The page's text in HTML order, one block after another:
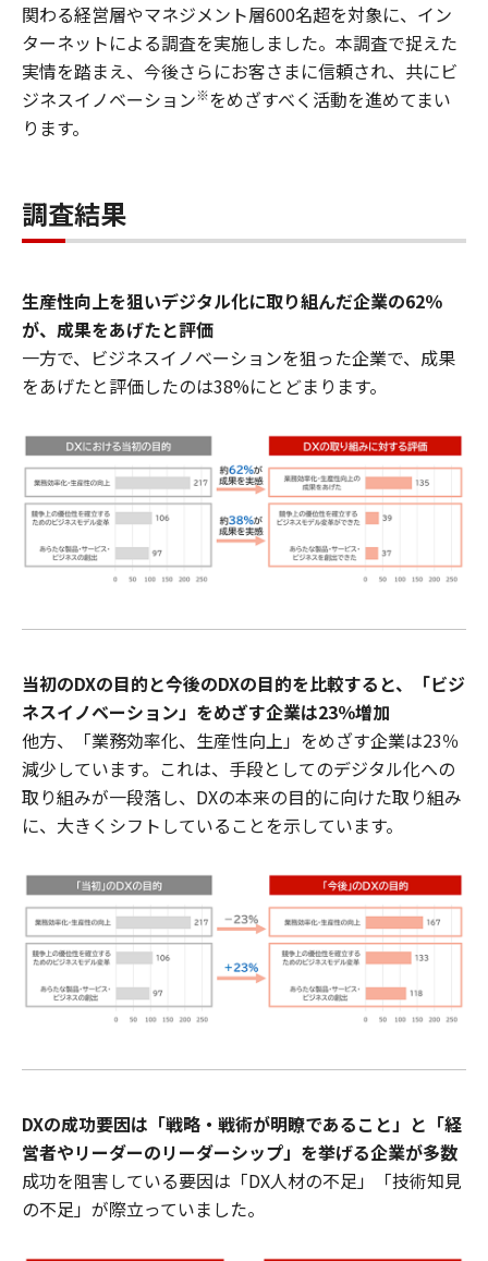
関わる経営層やマネジメント層600名超を対象に、イン
ターネットによる調査を実施しました。本調査で捉えた
実情を踏まえ、今後さらにお客さまに信頼され、共にビ
ジネスイノベーション※をめざすべく活動を進めてまい
ります。
調査結果
生産性向上を狙いデジタル化に取り組んだ企業の62％
が、成果をあげたと評価
一方で、ビジネスイノベーションを狙った企業で、成果
をあげたと評価したのは38%にとどまります。
当初のDXの目的と今後のDXの目的を比較すると、「ビジ
ネスイノベーション」をめざす企業は23％増加
他方、「業務効率化、生産性向上」をめざす企業は23％
減少しています。これは、手段としてのデジタル化への
取り組みが一段落し、DXの本来の目的に向けた取り組み
に、大きくシフトしていることを示しています。
DXの成功要因は「戦略・戦術が明瞭であること」と「経
営者やリーダーのリーダーシップ」を挙げる企業が多数
成功を阻害している要因は「DX人材の不足」「技術知見
の不足」が際立っていました。